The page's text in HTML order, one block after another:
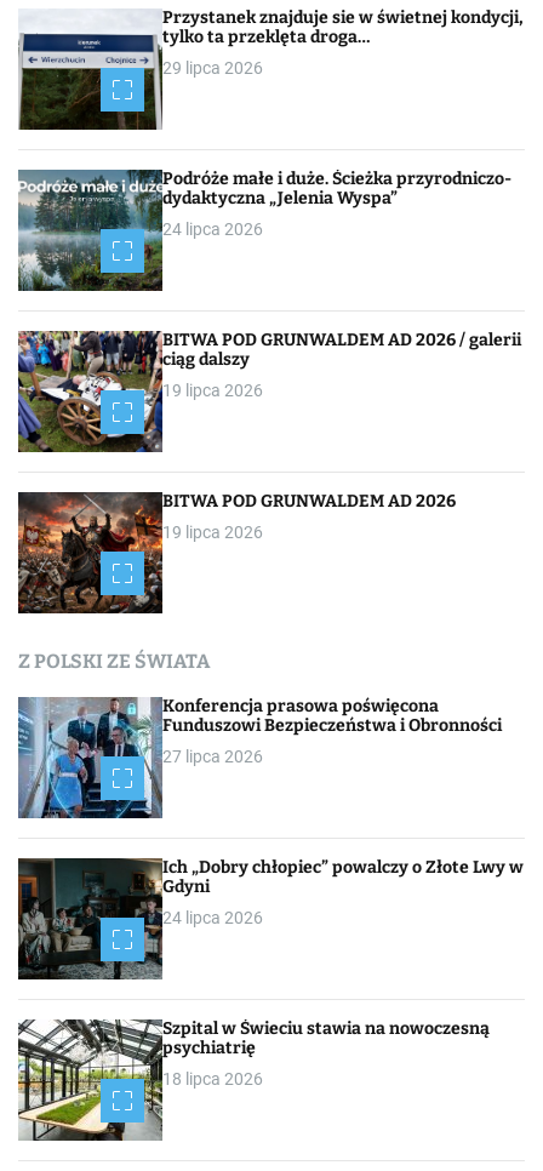
Przystanek znajduje sie w świetnej kondycji,
tylko ta przeklęta droga…
29 lipca 2026
Podróże małe i duże. Ścieżka przyrodniczo-
dydaktyczna „Jelenia Wyspa”
24 lipca 2026
BITWA POD GRUNWALDEM AD 2026 / galerii
ciąg dalszy
19 lipca 2026
BITWA POD GRUNWALDEM AD 2026
19 lipca 2026
Z POLSKI ZE ŚWIATA
Konferencja prasowa poświęcona
Funduszowi Bezpieczeństwa i Obronności
27 lipca 2026
Ich „Dobry chłopiec” powalczy o Złote Lwy w
Gdyni
24 lipca 2026
Szpital w Świeciu stawia na nowoczesną
psychiatrię
18 lipca 2026